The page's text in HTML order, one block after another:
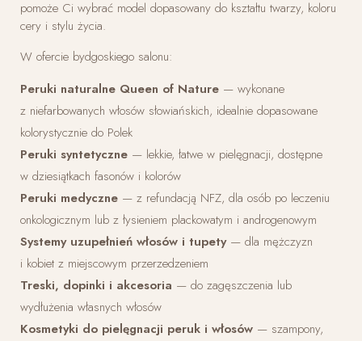
pomoże Ci wybrać model dopasowany do kształtu twarzy, koloru
cery i stylu życia.
W ofercie bydgoskiego salonu:
Peruki naturalne Queen of Nature — wykonane
z niefarbowanych włosów słowiańskich, idealnie dopasowane
kolorystycznie do Polek
Peruki syntetyczne — lekkie, łatwe w pielęgnacji, dostępne
w dziesiątkach fasonów i kolorów
Peruki medyczne — z refundacją NFZ, dla osób po leczeniu
onkologicznym lub z łysieniem plackowatym i androgenowym
Systemy uzupełnień włosów i tupety— dla mężczyzn
i kobiet z miejscowym przerzedzeniem
Treski, dopinki i akcesoria — do zagęszczenia lub
wydłużenia własnych włosów
Kosmetyki do pielęgnacji peruk i włosów — szampony,